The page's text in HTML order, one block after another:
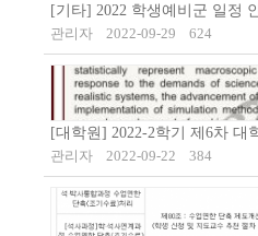
[기타] 2022 학생예비군 일정
관리자
2022-09-29 624
[대학원] 2022-2학기 제6차 대
관리자
2022-09-22 384